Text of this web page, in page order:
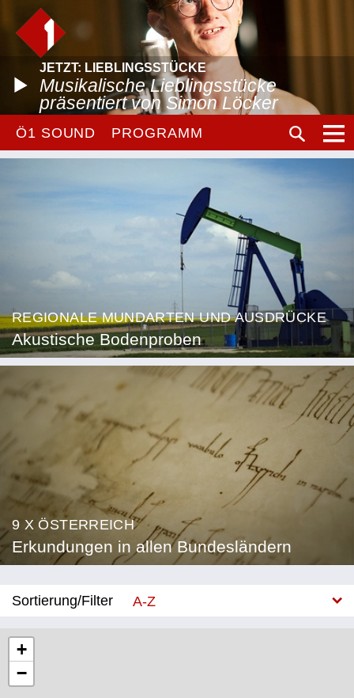
JETZT: LIEBLINGSSTÜCKE
Musikalische Lieblingsstücke
präsentiert von Simon Löcker
Ö1 SOUND PROGRAMM
REGIONALE MUNDARTEN UND AUSDRÜCKE
Akustische Bodenproben
9 X ÖSTERREICH
Erkundungen in allen Bundesländern
Sortierung/Filter
A-Z
+
−